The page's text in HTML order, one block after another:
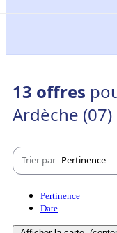
13 offres
Ardèche (07)
Trier par Pertinence
Pertinence
Date